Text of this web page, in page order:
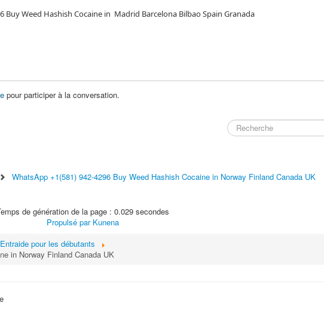
Buy Weed Hashish Cocaine in Madrid Barcelona Bilbao Spain Granada
pour participer à la conversation.
WhatsApp +1(581) 942-4296 Buy Weed Hashish Cocaine in Norway Finland Canada UK
de génération de la page : 0.029 secondes
Propulsé par Kunena
Entraide pour les débutants
in Norway Finland Canada UK